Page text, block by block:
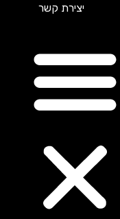
יצירת קשר